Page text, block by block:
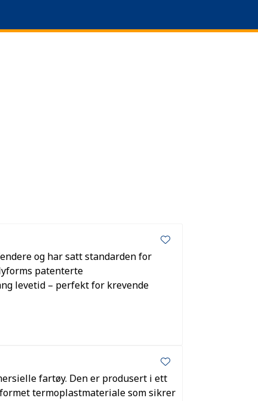
og har satt standarden for
patenterte
levetid – perfekt for krevende
fartøy. Den er produsert i ett
termoplastmateriale som sikrer